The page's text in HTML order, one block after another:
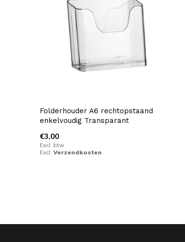
Folderhouder A6 rechtopstaand
enkelvoudig Transparant
€3,00
Excl. btw
Excl. Verzendkosten